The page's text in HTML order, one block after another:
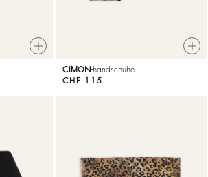
CIMON handschuhe
CHF 115